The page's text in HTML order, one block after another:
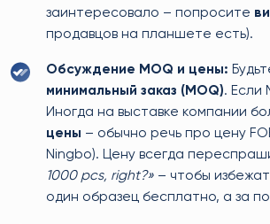
заинтересовало – попросите
продавцов на планшете есть).
Обсуждение MOQ и цены:
минимальный заказ (MOQ). Если
Иногда на выставке компании
цены – обычно речь про цену
Ningbo). Цену всегда
1000 pcs, right?» – чтобы
один образец бесплатно, а за